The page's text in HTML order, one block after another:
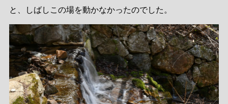
と、しばしこの場を動かなかったのでした。